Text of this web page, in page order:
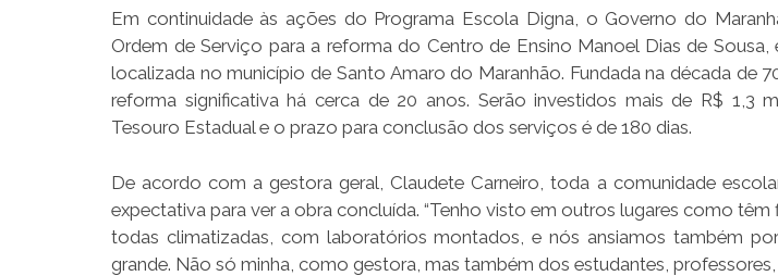
Em continuidade às ações do Programa Escola Digna, o Governo do
Ordem de Serviço para a reforma do Centro de Ensino Manoel Dias de Sousa,
localizada no município de Santo Amaro do Maranhão. Fundada na década de
reforma significativa há cerca de 20 anos. Serão investidos mais de R$ 1,3
Tesouro Estadual e o prazo para conclusão dos serviços é de 180 dias.
De acordo com a gestora geral, Claudete Carneiro, toda a comunidade
expectativa para ver a obra concluída. “Tenho visto em outros lugares como têm
todas climatizadas, com laboratórios montados, e nós ansiamos também
grande. Não só minha, como gestora, mas também dos estudantes, professores,